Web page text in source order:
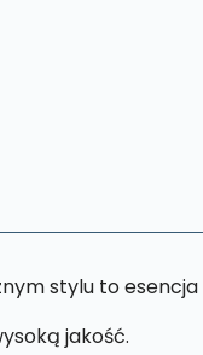
stylu to esencja
jakość.